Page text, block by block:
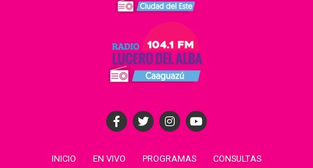
INICIO EN VIVO PROGRAMAS CONSULTAS